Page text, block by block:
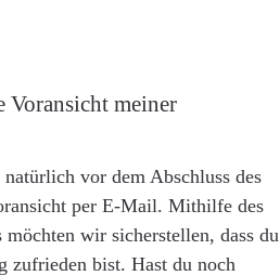
Voransicht meiner
vor dem Abschluss des
per E-Mail. Mithilfe des
möchten wir sicherstellen, dass du
zufrieden bist. Hast du noch